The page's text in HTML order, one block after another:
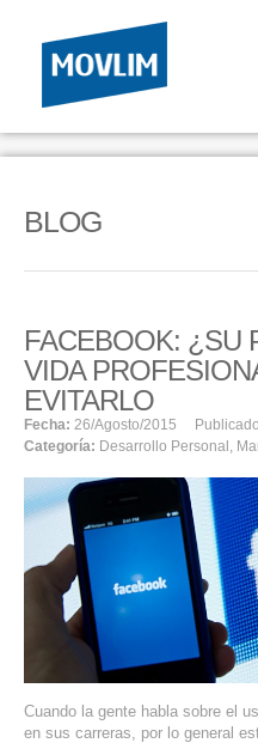
INICIO
HOSTING
HOSTING
RESELLER
SERVIDORES VPS
SERVIDORES VPS WINDOWS
SERVIDORES DEDICADOS
AGENCIA DIGITAL
PAGINAS WEB PARA NEGOCIOS
PAGINA WEB CON MANEJADOR
BLOG
FACEBOOK: ¿SU
VIDA
EVITARLO
Fecha: 26/agosto/2015
Categoría: Desarrollo Personal ,
Cuando la gente habla sobre el
en sus carreras, por lo general